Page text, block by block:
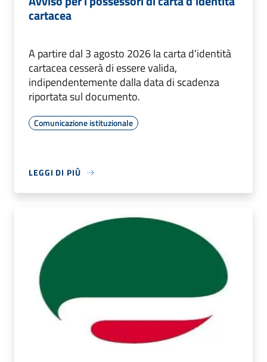
cartacea
A partire dal 3 agosto 2026 la carta d'identità
cartacea cesserà di essere valida,
indipendentemente dalla data di scadenza
riportata sul documento.
Comunicazione istituzionale
LEGGI DI PIÙ